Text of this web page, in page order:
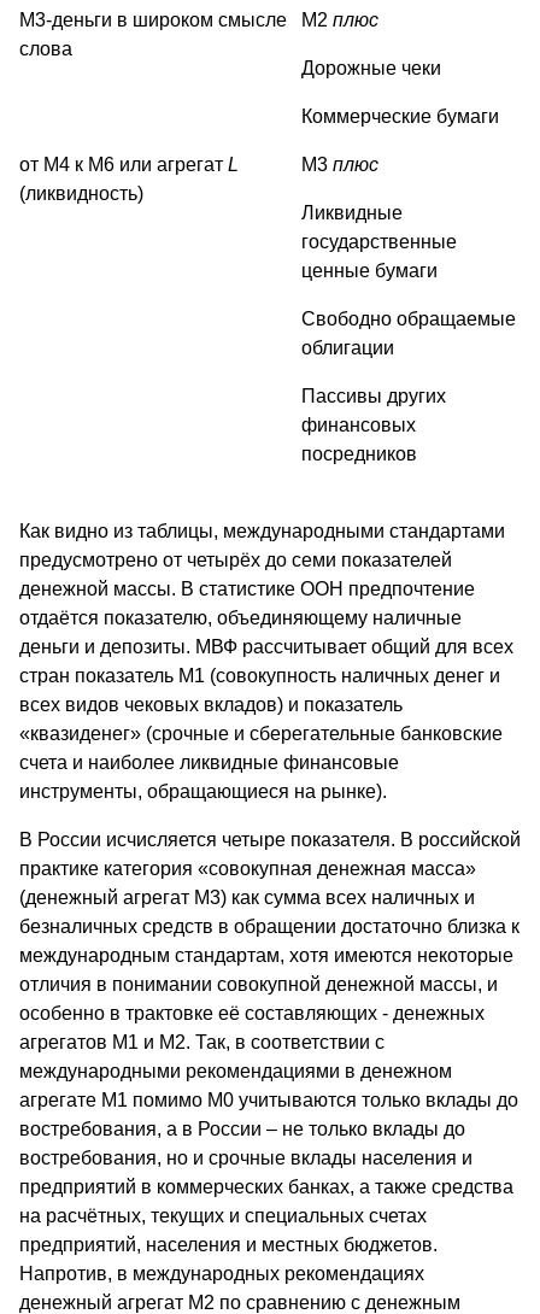
М3-деньги в широком смысле
слова
М2 плюс
Дорожные чеки
Коммерческие бумаги
от М4 к М6 или агрегат L
(ликвидность)
М3 плюс
Ликвидные
государственные
ценные бумаги
Свободно обращаемые
облигации
Пассивы других
финансовых
посредников
Как видно из таблицы, международными стандартами
предусмотрено от четырёх до семи показателей
денежной массы. В статистике ООН предпочтение
отдаётся показателю, объединяющему наличные
деньги и депозиты. МВФ рассчитывает общий для всех
стран показатель М1 (совокупность наличных денег и
всех видов чековых вкладов) и показатель
«квазиденег» (срочные и сберегательные банковские
счета и наиболее ликвидные финансовые
инструменты, обращающиеся на рынке).
В России исчисляется четыре показателя. В российской
практике категория «совокупная денежная масса»
(денежный агрегат М3) как сумма всех наличных и
безналичных средств в обращении достаточно близка к
международным стандартам, хотя имеются некоторые
отличия в понимании совокупной денежной массы, и
особенно в трактовке её составляющих - денежных
агрегатов М1 и М2. Так, в соответствии с
международными рекомендациями в денежном
агрегате М1 помимо М0 учитываются только вклады до
востребования, а в России – не только вклады до
востребования, но и срочные вклады населения и
предприятий в коммерческих банках, а также средства
на расчётных, текущих и специальных счетах
предприятий, населения и местных бюджетов.
Напротив, в международных рекомендациях
денежный агрегат М2 по сравнению с денежным